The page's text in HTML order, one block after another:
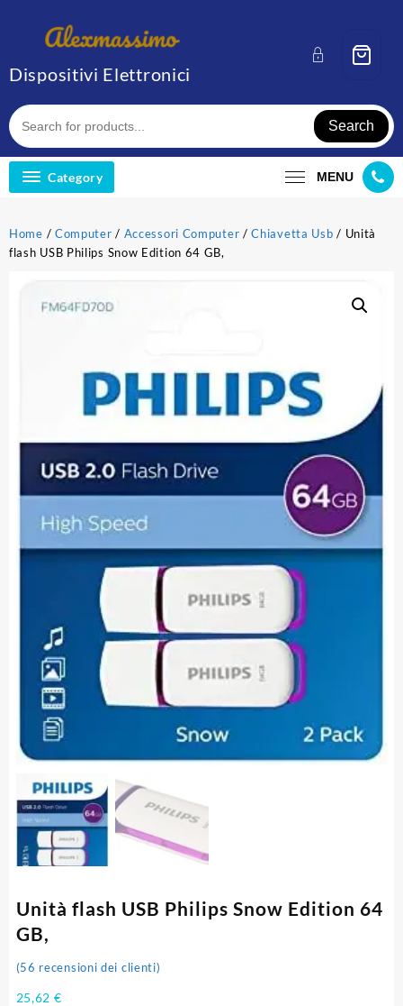
Dispositivi Elettronici
Search
Category MENU
Home / Computer / Accessori Computer /Chiavetta Usb / Unità
flash USB Philips Snow Edition 64 GB,
Unità flash USB Philips Snow Edition 64
GB,
(56 recensioni dei clienti)
25,62 €